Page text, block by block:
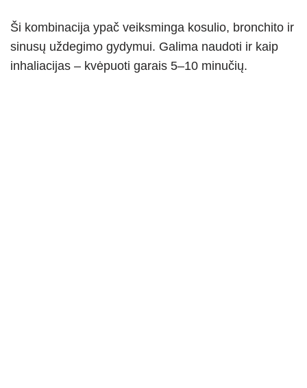
Ši kombinacija ypač veiksminga kosulio, bronchito ir
sinusų uždegimo gydymui. Galima naudoti ir kaip
inhaliacijas – kvėpuoti garais 5–10 minučių.